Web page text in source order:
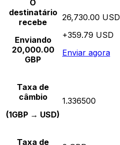
O
destinatário
recebe
Enviando
20,000.00
GBP
26,730.00 USD
+359.79 USD
Enviar agora
Taxa de
câmbio
(1GBP → USD)
1.336500
Taxa de